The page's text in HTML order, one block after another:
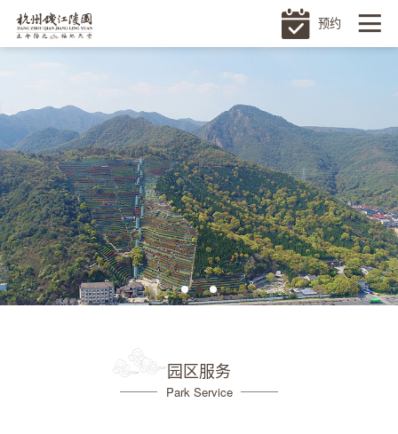
预约
园区服务
Park Service